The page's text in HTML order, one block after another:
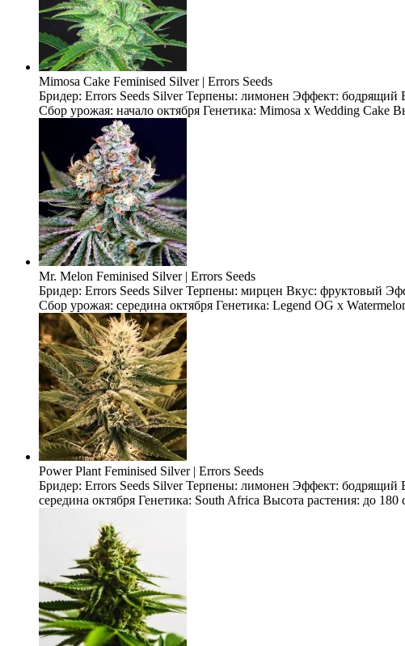
Mimosa Cake Feminised Silver | Errors Seeds
Бридер: Errors Seeds Silver Терпены: лимонен Эффект:
Сбор урожая: начало октября Генетика: Mimosa x Wedding Cake
Mr. Melon Feminised Silver | Errors Seeds
Бридер: Errors Seeds Silver Терпены: мирцен Вкус: фруктовый
Сбор урожая: середина октября Генетика: Legend OG x
Power Plant Feminised Silver | Errors Seeds
Бридер: Errors Seeds Silver Терпены: лимонен Эффект:
середина октября Генетика: South Africa Высота растения: до